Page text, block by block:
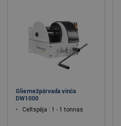
Gliemežpārvada vinča
DW1000
Celtspēja : 1 - 1 tonnas